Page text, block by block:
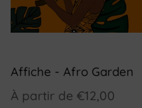
Affiche - Afro Garden
À partir de €12,00